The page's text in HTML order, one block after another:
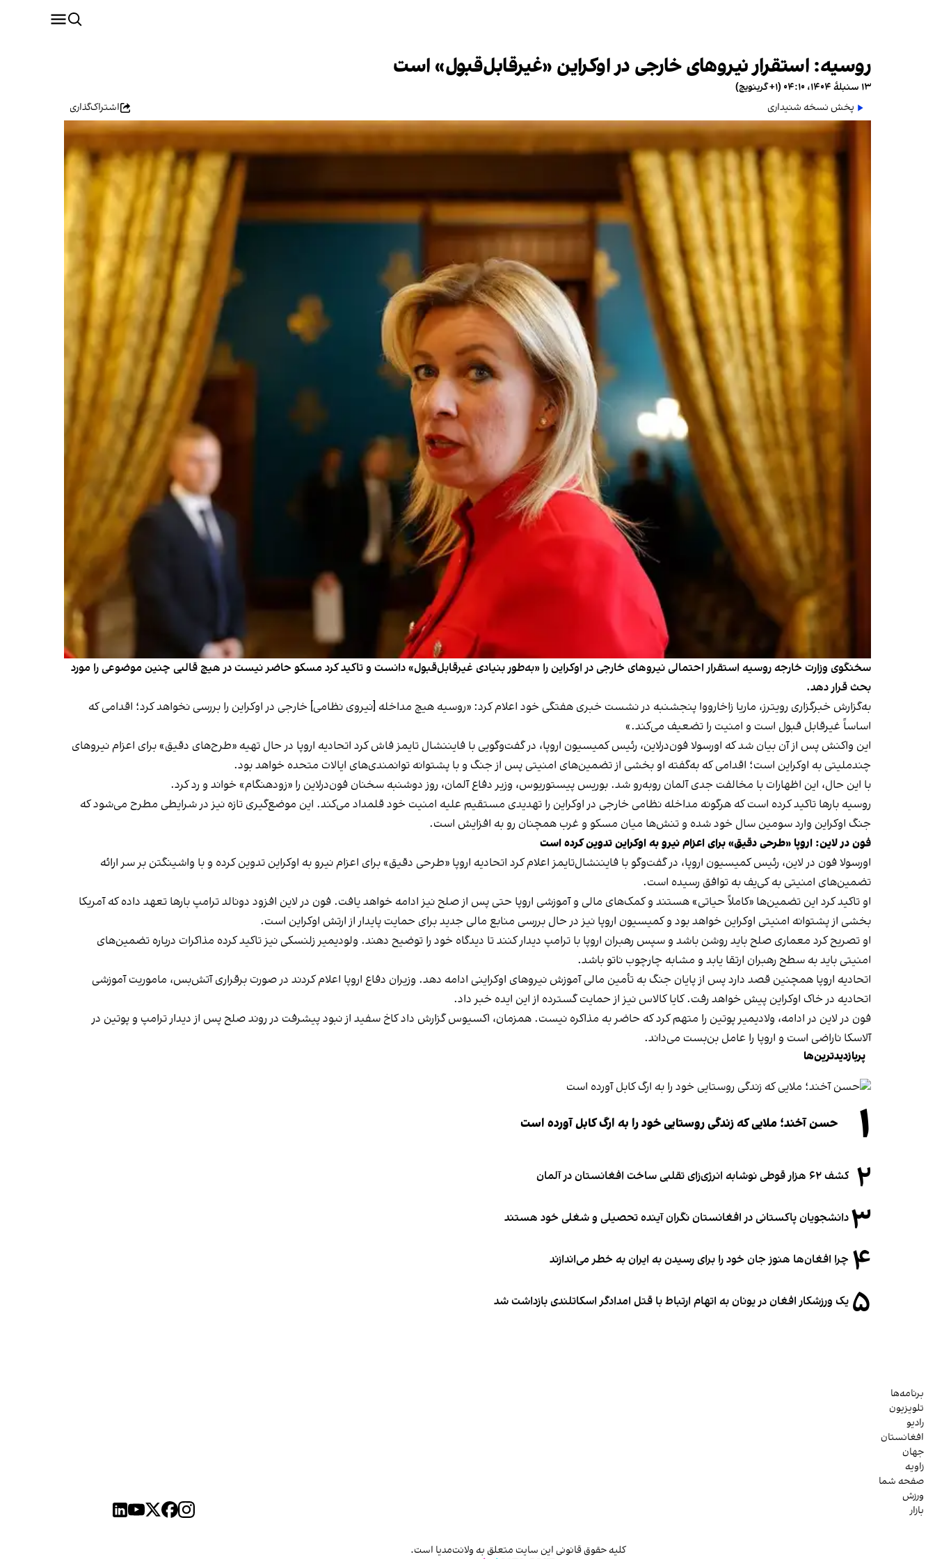
روسیه: استقرار نیروهای خارجی در اوکراین «غیرقابل‌قبول» است
۱۳ سنبلهٔ ۱۴۰۴، ۰۴:۱۰ (‎+۱ گرینویچ)
پخش نسخه شنیداری
اشتراک‌گذاری
سخنگوی وزارت خارجه روسیه استقرار احتمالی نیروهای خارجی در اوکراین را «به‌طور بنیادی غیرقابل‌قبول» دانست و تاکید کرد مسکو حاضر نیست در هیچ قالبی چنین موضوعی را مورد
بحث قرار دهد.
به‌گزارش خبرگزاری رویترز، ماریا زاخارووا پنجشنبه در نشست خبری هفتگی خود اعلام کرد: «روسیه هیچ مداخله [نیروی نظامی] خارجی در اوکراین را بررسی نخواهد کرد؛ اقدامی که
اساساً غیرقابل قبول است و امنیت را تضعیف می‌کند.»
این واکنش پس از آن بیان شد که اورسولا فون‌درلاین، رئیس کمیسیون اروپا، در گفت‌وگویی با فایننشال تایمز فاش کرد اتحادیه اروپا در حال تهیه «طرح‌های دقیق» برای اعزام نیروهای
چندملیتی به اوکراین است؛ اقدامی که به‌گفته او بخشی از تضمین‌های امنیتی پس از جنگ و با پشتوانه توانمندی‌های ایالات متحده خواهد بود.
با این حال، این اظهارات با مخالفت جدی آلمان روبه‌رو شد. بوریس پیستوریوس، وزیر دفاع آلمان، روز دوشنبه سخنان فون‌درلاین را «زودهنگام» خواند و رد کرد.
روسیه بارها تاکید کرده است که هرگونه مداخله نظامی خارجی در اوکراین را تهدیدی مستقیم علیه امنیت خود قلمداد می‌کند. این موضع‌گیری تازه نیز در شرایطی مطرح می‌شود که
جنگ اوکراین وارد سومین سال خود شده و تنش‌ها میان مسکو و غرب همچنان رو به افزایش است.
فون در لاین: اروپا «طرحی دقیق» برای اعزام نیرو به اوکراین تدوین کرده است
اورسولا فون در لاین، رئیس کمیسیون اروپا، در گفت‌وگو با فایننشال‌تایمز اعلام کرد اتحادیه اروپا «طرحی دقیق» برای اعزام نیرو به اوکراین تدوین کرده و با واشینگتن بر سر ارائه
تضمین‌های امنیتی به کی‌یف به توافق رسیده است.
او تاکید کرد این تضمین‌ها «کاملاً حیاتی» هستند و کمک‌های مالی و آموزشی اروپا حتی پس از صلح نیز ادامه خواهد یافت. فون در لاین افزود دونالد ترامپ بارها تعهد داده که آمریکا
بخشی از پشتوانه امنیتی اوکراین خواهد بود و کمیسیون اروپا نیز در حال بررسی منابع مالی جدید برای حمایت پایدار از ارتش اوکراین است.
او تصریح کرد معماری صلح باید روشن باشد و سپس رهبران اروپا با ترامپ دیدار کنند تا دیدگاه خود را توضیح دهند. ولودیمیر زلنسکی نیز تاکید کرده مذاکرات درباره تضمین‌های
امنیتی باید به سطح رهبران ارتقا یابد و مشابه چارچوب ناتو باشد.
اتحادیه اروپا همچنین قصد دارد پس از پایان جنگ به تأمین مالی آموزش نیروهای اوکراینی ادامه دهد. وزیران دفاع اروپا اعلام کردند در صورت برقراری آتش‌بس، ماموریت آموزشی
اتحادیه در خاک اوکراین پیش خواهد رفت. کایا کالاس نیز از حمایت گسترده از این ایده خبر داد.
فون در لاین در ادامه، ولادیمیر پوتین را متهم کرد که حاضر به مذاکره نیست. همزمان، اکسیوس گزارش داد کاخ سفید از نبود پیشرفت در روند صلح پس از دیدار ترامپ و پوتین در
آلاسکا ناراضی است و اروپا را عامل بن‌بست می‌داند.
پربازدیدترین‌ها
۱ حسن آخند؛ ملایی که زندگی روستایی خود را به ارگ کابل آورده است
۲ کشف ۶۲ هزار قوطی نوشابه انرژی‌زای تقلبی ساخت افغانستان در آلمان
۳دانشجویان پاکستانی در افغانستان نگران آینده تحصیلی و شغلی خود هستند
۴ چرا افغان‌ها هنوز جان خود را برای رسیدن به ایران به خطر می‌اندازند
۵ یک ورزشکار افغان در یونان به اتهام ارتباط با قتل امدادگر اسکاتلندی بازداشت شد
برنامه‌ها
تلویزیون
رادیو
افغانستان
جهان
زاویه
صفحه شما
ورزش
بازار
کلیه حقوق قانونی این سایت متعلق به ولانت‌مدیا است.